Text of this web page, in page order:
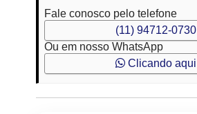
Fale conosco pelo telefone
(11) 94712-0730
Ou em nosso WhatsApp
Clicando aqui